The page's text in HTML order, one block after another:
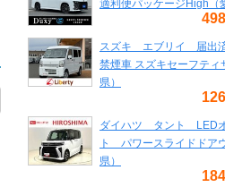
適利便パッケージHigh（
スズキ エブリイ 届出
禁煙車 スズキセーフティ
県）
ダイハツ タント LED
ト パワースライドドア
県）